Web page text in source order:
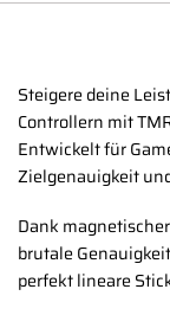
Steigere deine
Controllern mit
Entwickelt für
Zielgenauigkeit
Dank
brutale
perfekt lineare